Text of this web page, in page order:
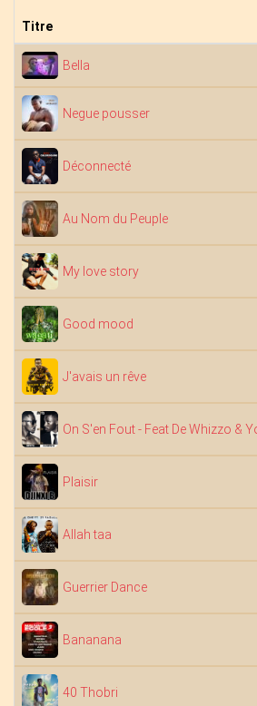
Titre
Bella
Negue pousser
Déconnecté
Au Nom du Peuple
My love story
Good mood
J'avais un rêve
On S'en Fout - Feat De Whizzo &
Plaisir
Allah taa
Guerrier Dance
Bananana
40 Thobri